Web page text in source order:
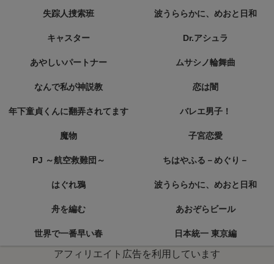
失踪人捜索班 波うららかに、めおと日和
キャスター Dr.アシュラ
あやしいパートナー ムサシノ輪舞曲
なんで私が神説教 恋は闇
年下童貞くんに翻弄されてます バレエ男子！
魔物 子宮恋愛
PJ ～航空救難団～ ちはやふる－めぐり－
はぐれ鴉 波うららかに、めおと日和
舟を編む あおぞらビール
世界で一番早い春 日本統一 東京編
アフィリエイト広告を利用しています